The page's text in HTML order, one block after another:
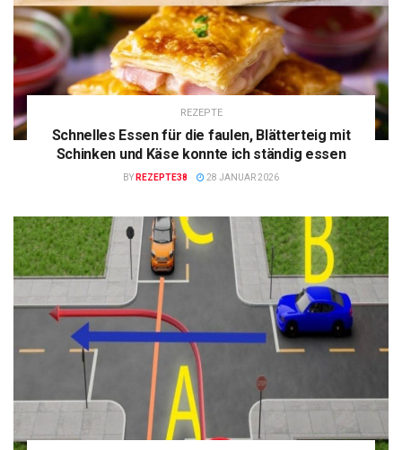
REZEPTE
Schnelles Essen für die faulen, Blätterteig mit
Schinken und Käse konnte ich ständig essen
BY REZEPTE38 28 JANUAR 2026